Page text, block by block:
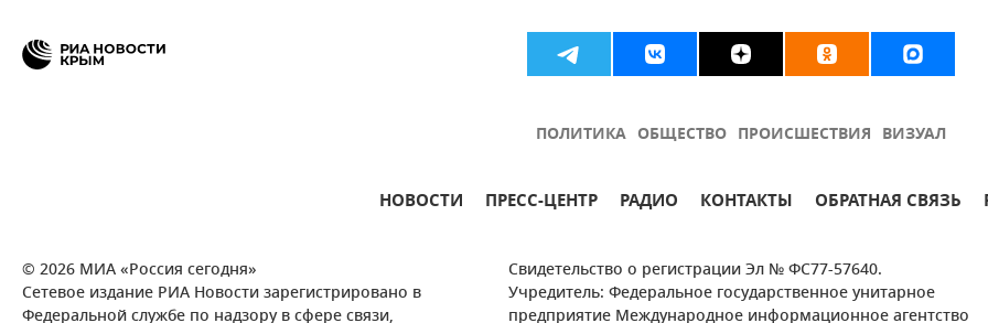
ПОЛИТИКА ОБЩЕСТВО ПРОИСШЕСТВИЯ ВИЗУАЛ
НОВОСТИ ПРЕСС-ЦЕНТР РАДИО КОНТАКТЫ ОБРАТНАЯ СВЯЗЬ
© 2026 МИА «Россия сегодня»
Сетевое издание РИА Новости зарегистрировано в
Федеральной службе по надзору в сфере связи,
Свидетельство о регистрации Эл № ФС77-57640.
Учредитель: Федеральное государственное унитарное
предприятие Международное информационное агентство